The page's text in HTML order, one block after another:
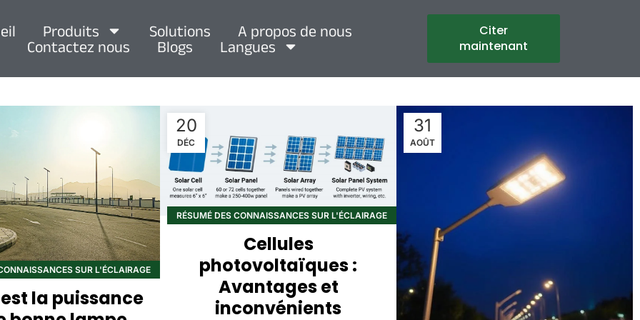
Produits Solutions
A propos de nous
Contactez nous
Blogs Langues
Citer
maintenant
SUR L'ÉCLAIRAGE
la puissance
20
DÉC
RÉSUMÉ DES CONNAISSANCES SUR L'ÉCLAIRAGE
Cellules
photovoltaïques :
Avantages et
inconvénients
31
AOÛT